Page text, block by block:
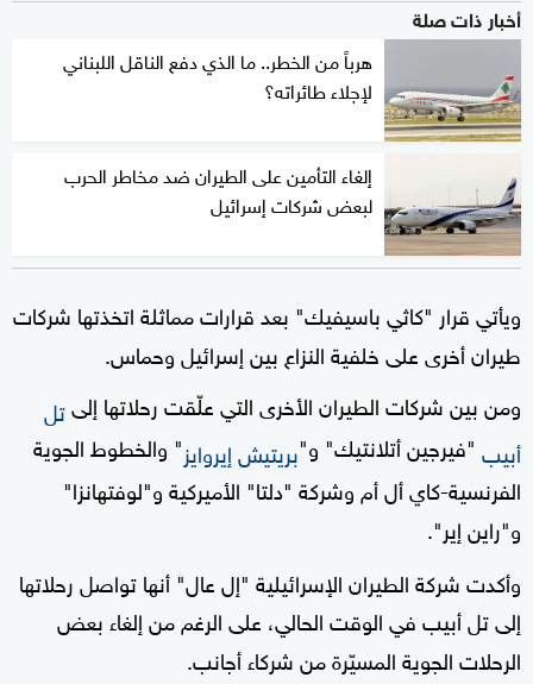
أخبار ذات صلة
هرباً من الخطر.. ما الذي دفع الناقل اللبناني
لإجلاء طائراته؟
إلغاء التأمين على الطيران ضد مخاطر الحرب
لبعض شركات إسرائيل
ويأتي قرار "كاثي باسيفيك" بعد قرارات مماثلة اتخذتها شركات
طيران أخرى على خلفية النزاع بين إسرائيل وحماس.
ومن بين شركات الطيران الأخرى التي علّقت رحلاتها إلىتل
أبيب "فيرجين أتلانتيك" و"بريتيش إيروايز" والخطوط الجوية
الفرنسية-كاي أل أم وشركة "دلتا" الأميركية و"لوفتهانزا"
و"راين إير".
وأكدت شركة الطيران الإسرائيلية "إل عال" أنها تواصل رحلاتها
إلى تل أبيب في الوقت الحالي، على الرغم من إلغاء بعض
الرحلات الجوية المسيّرة من شركاء أجانب.